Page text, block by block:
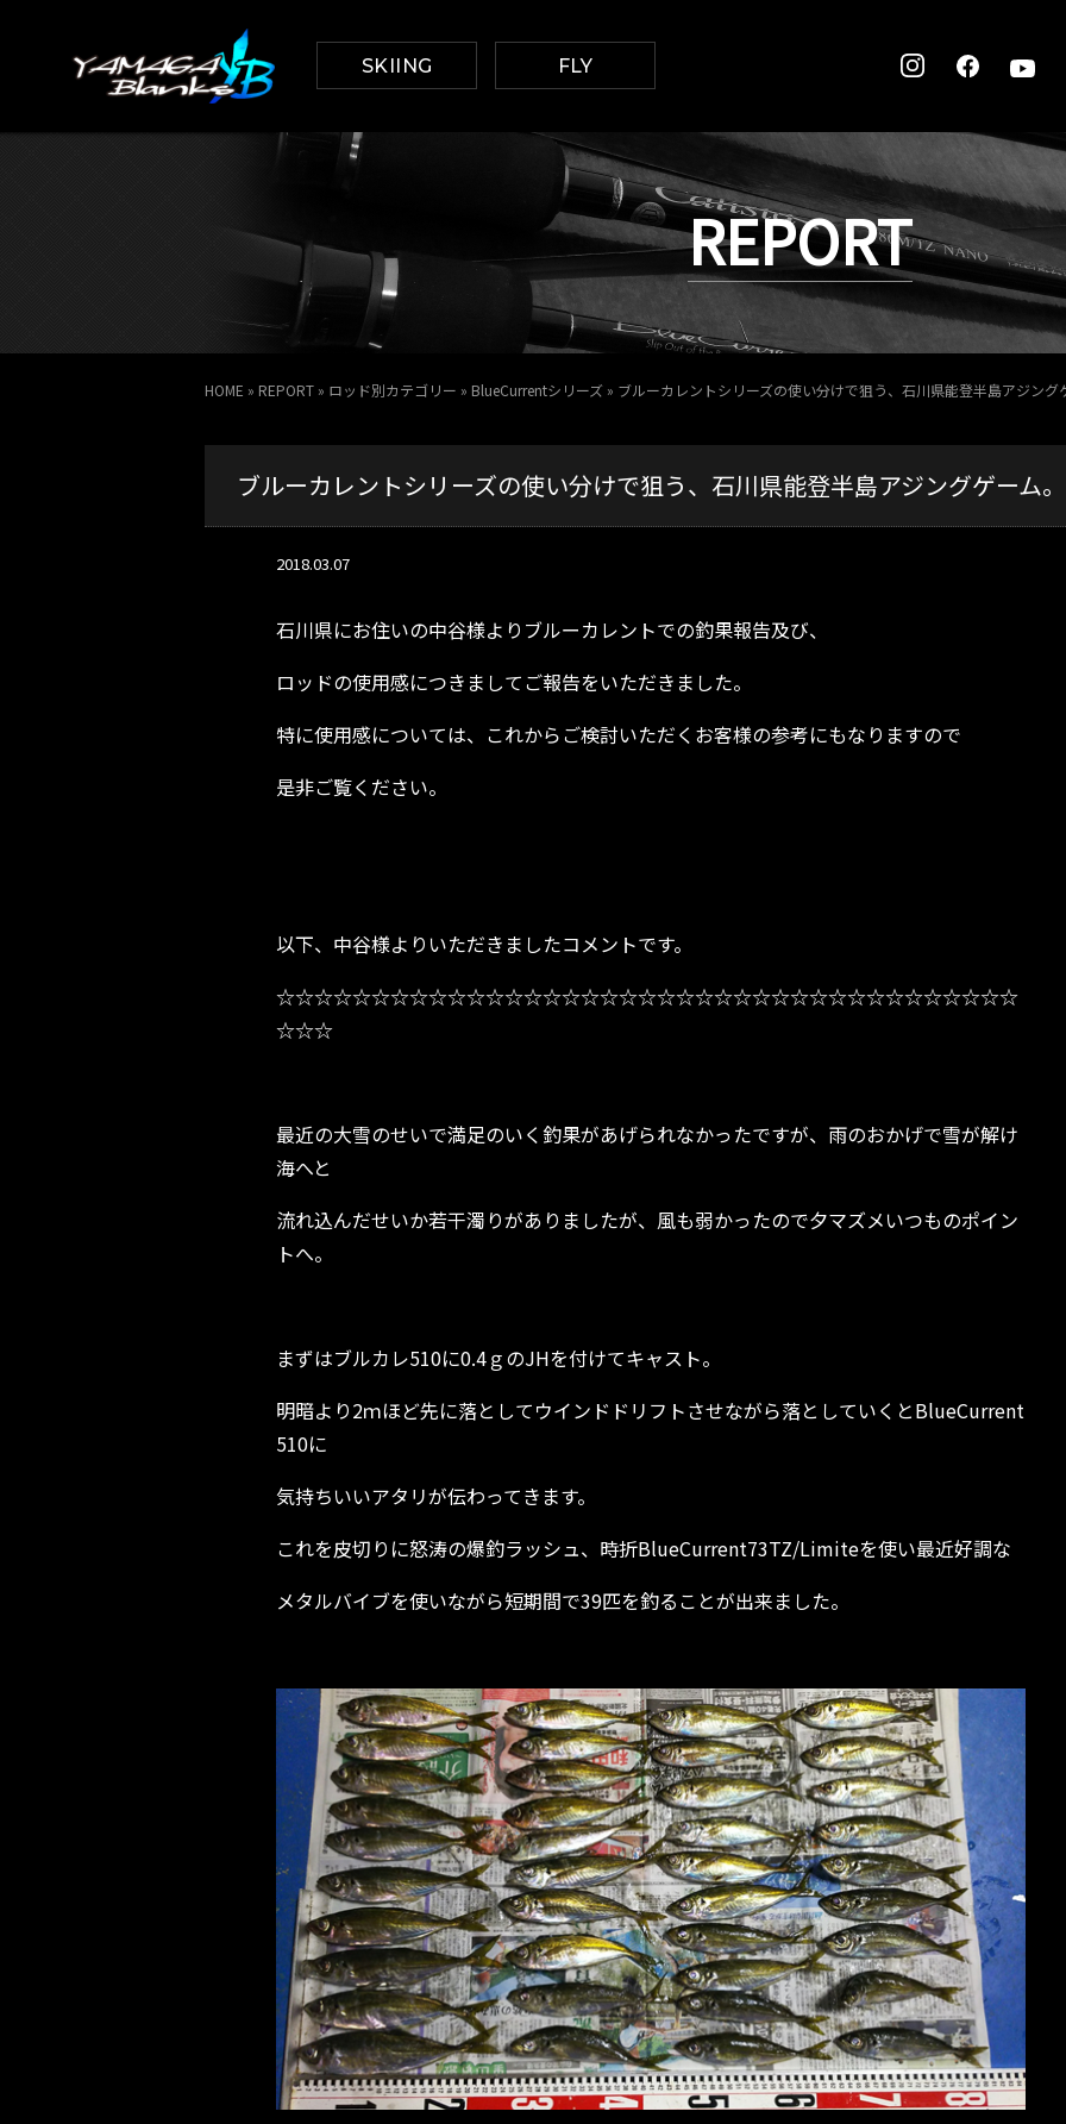
SKIING FLY
REPORT
HOME » REPORT » ロッド別カテゴリー » BlueCurrentシリーズ » ブルーカレントシリーズの使い分けで狙う、石川県能登半島アジング
ブルーカレントシリーズの使い分けで狙う、石川県能登半島アジングゲーム。
2018.03.07
石川県にお住いの中谷様よりブルーカレントでの釣果報告及び、
ロッドの使用感につきましてご報告をいただきました。
特に使用感については、これからご検討いただくお客様の参考にもなりますので
是非ご覧ください。
以下、中谷様よりいただきましたコメントです。
☆☆☆☆☆☆☆☆☆☆☆☆☆☆☆☆☆☆☆☆☆☆☆☆☆☆☆☆☆☆☆☆☆☆☆☆☆☆☆
☆☆☆
最近の大雪のせいで満足のいく釣果があげられなかったですが、雨のおかげで雪が解け
海へと
流れ込んだせいか若干濁りがありましたが、風も弱かったので夕マズメいつものポイン
トへ。
まずはブルカレ510に0.4ｇのJHを付けてキャスト。
明暗より2ｍほど先に落としてウインドドリフトさせながら落としていくとBlueCurrent
510に
気持ちいいアタリが伝わってきます。
これを皮切りに怒涛の爆釣ラッシュ、時折BlueCurrent73TZ/Limiteを使い最近好調な
メタルバイブを使いながら短期間で39匹を釣ることが出来ました。